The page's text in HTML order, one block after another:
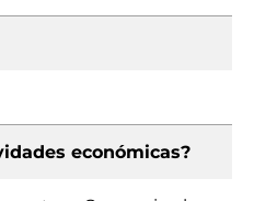
económicas?